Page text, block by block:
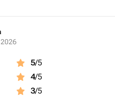
5/5
4/5
3/5